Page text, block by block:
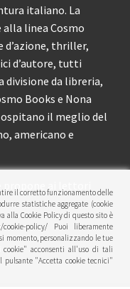
italiano. La
linea Cosmo
d’azione, thriller,
d’autore, tutti
divisione da libreria,
Books e Nona
il meglio del
americano e
propone ai lettori
il corretto funzionamento delle
statistiche aggregate (cookie
alla Cookie Policy di questo sito è
policy/ Puoi liberamente
momento, personalizzando le tue
acconsenti all'uso di tali
"Accetta cookie tecnici"